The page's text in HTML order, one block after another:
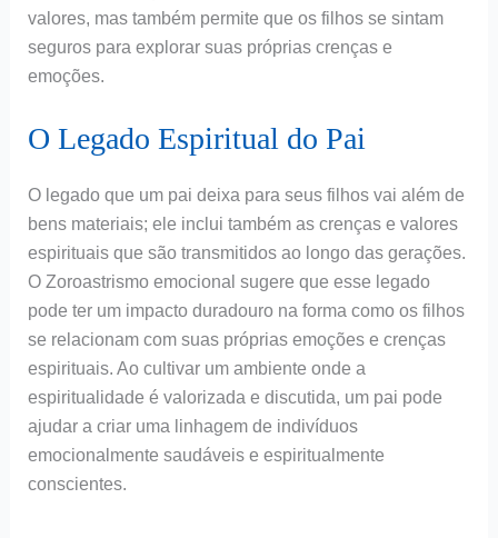
valores, mas também permite que os filhos se sintam
seguros para explorar suas próprias crenças e
emoções.
O Legado Espiritual do Pai
O legado que um pai deixa para seus filhos vai além de
bens materiais; ele inclui também as crenças e valores
espirituais que são transmitidos ao longo das gerações.
O Zoroastrismo emocional sugere que esse legado
pode ter um impacto duradouro na forma como os filhos
se relacionam com suas próprias emoções e crenças
espirituais. Ao cultivar um ambiente onde a
espiritualidade é valorizada e discutida, um pai pode
ajudar a criar uma linhagem de indivíduos
emocionalmente saudáveis e espiritualmente
conscientes.